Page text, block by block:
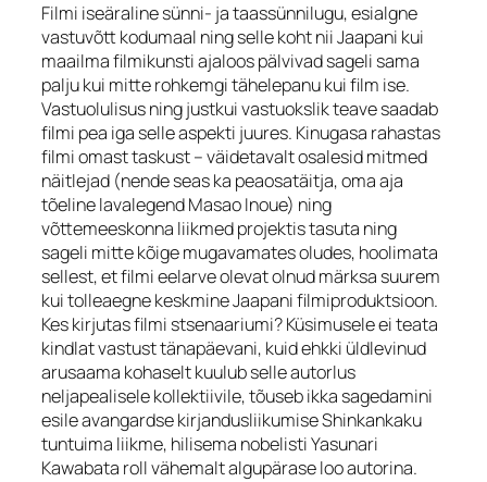
Filmi iseäraline sünni- ja taassünnilugu, esialgne
vastuvõtt kodumaal ning selle koht nii Jaapani kui
maailma filmikunsti ajaloos pälvivad sageli sama
palju kui mitte rohkemgi tähelepanu kui film ise.
Vastuolulisus ning justkui vastuokslik teave saadab
filmi pea iga selle aspekti juures. Kinugasa rahastas
filmi omast taskust – väidetavalt osalesid mitmed
näitlejad (nende seas ka peaosatäitja, oma aja
tõeline lavalegend Masao Inoue) ning
võttemeeskonna liikmed projektis tasuta ning
sageli mitte kõige mugavamates oludes, hoolimata
sellest, et filmi eelarve olevat olnud märksa suurem
kui tolleaegne keskmine Jaapani filmiproduktsioon.
Kes kirjutas filmi stsenaariumi? Küsimusele ei teata
kindlat vastust tänapäevani, kuid ehkki üldlevinud
arusaama kohaselt kuulub selle autorlus
neljapealisele kollektiivile, tõuseb ikka sagedamini
esile avangardse kirjandusliikumise Shinkankaku
tuntuima liikme, hilisema nobelisti Yasunari
Kawabata roll vähemalt algupärase loo autorina.